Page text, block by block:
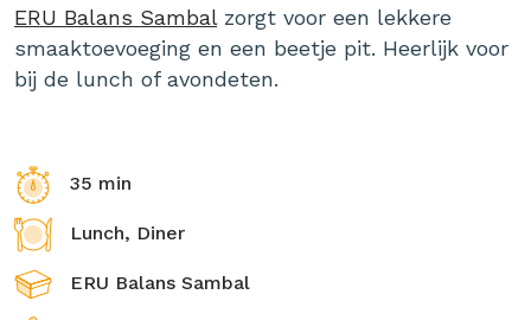
ERU Balans Sambalzorgt voor een lekkere
smaaktoevoeging en een beetje pit. Heerlijk voor
bij de lunch of avondeten.
35 min
Lunch, Diner
ERU Balans Sambal